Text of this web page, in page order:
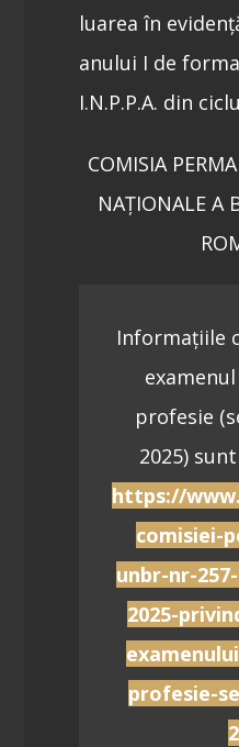
luarea în
anului I de
I.N.P.P.A. din
COMISIA
NAȚIONALE A
Informațiile
profesie
2025)
https://
comisiei-
unbr-nr-
2025-
profesie-